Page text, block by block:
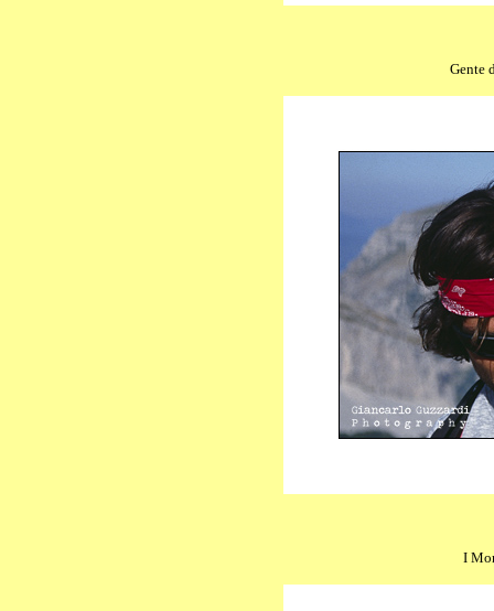
Gente
I